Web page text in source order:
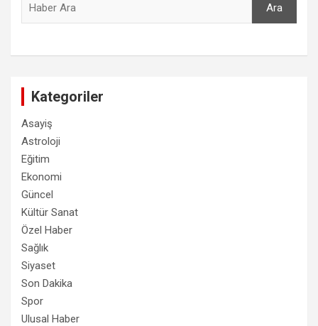
Ara
Kategoriler
Asayiş
Astroloji
Eğitim
Ekonomi
Güncel
Kültür Sanat
Özel Haber
Sağlık
Siyaset
Son Dakika
Spor
Ulusal Haber